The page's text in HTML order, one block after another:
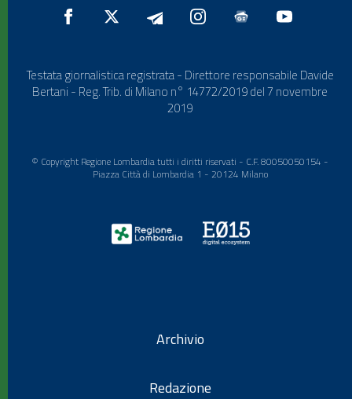
Testata giornalistica registrata - Direttore responsabile Davide
Bertani - Reg. Trib. di Milano n° 14772/2019 del 7 novembre
2019
© Copyright Regione Lombardia tutti i diritti riservati - C.F. 80050050154 -
Piazza Città di Lombardia 1 - 20124 Milano
Archivio
Redazione